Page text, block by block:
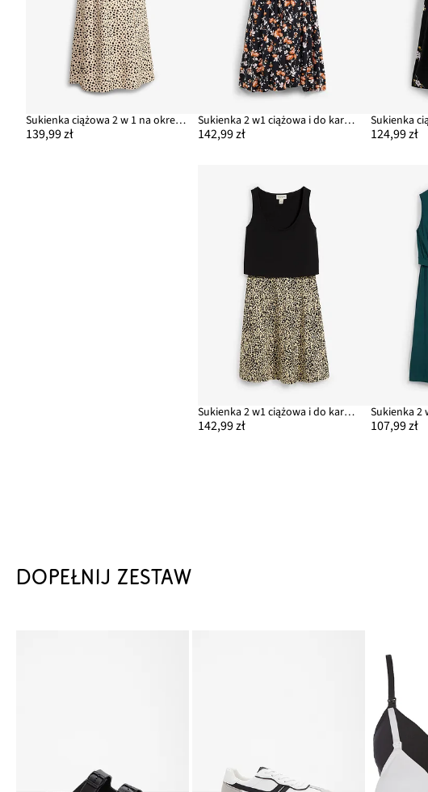
Sukienka ciążowa 2 w 1 na okres ciąży i karmienia, z bawełny organicznej
139,99 zł
Sukienka 2 w1 ciążowa i do karmienia piersią, z kieszeniami
142,99 zł 124,99 zł
Sukienka 2 w1 ciążowa i do karmienia piersią, z dżerseju z bawełny
142,99 zł 107,99 zł
DOPEŁNIJ ZESTAW